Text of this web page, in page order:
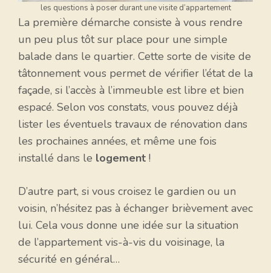
les questions à poser durant une visite d’appartement
La première démarche consiste à vous rendre
un peu plus tôt sur place pour une simple
balade dans le quartier. Cette sorte de visite de
tâtonnement vous permet de vérifier l’état de la
façade, si l’accès à l’immeuble est libre et bien
espacé. Selon vos constats, vous pouvez déjà
lister les éventuels travaux de rénovation dans
les prochaines années, et même une fois
installé dans le logement !
D’autre part, si vous croisez le gardien ou un
voisin, n’hésitez pas à échanger brièvement avec
lui. Cela vous donne une idée sur la situation
de l’appartement vis-à-vis du voisinage, la
sécurité en général…